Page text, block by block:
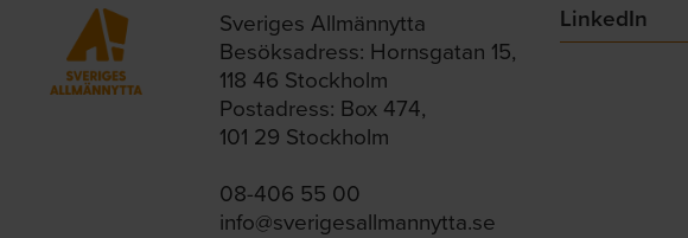
Sveriges Allmännytta
Besöksadress: Hornsgatan 15,
118 46 Stockholm
Postadress: Box 474,
101 29 Stockholm
08-406 55 00
info@sverigesallmannytta.se
LinkedIn